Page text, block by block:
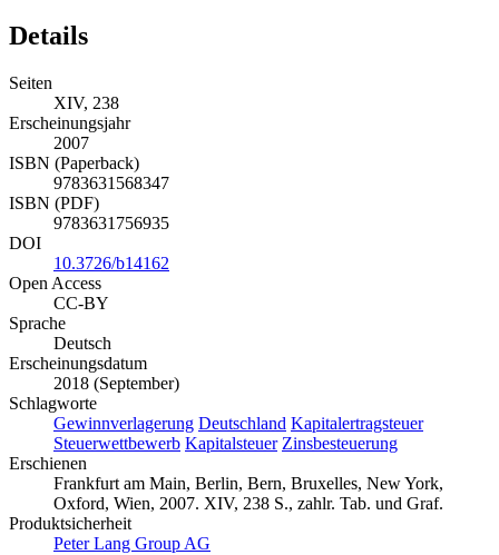
Details
Seiten
XIV, 238
Erscheinungsjahr
2007
ISBN (Paperback)
9783631568347
ISBN (PDF)
9783631756935
DOI
10.3726/b14162
Open Access
CC-BY
Sprache
Deutsch
Erscheinungsdatum
2018 (September)
Schlagworte
Gewinnverlagerung Deutschland Kapitalertragsteuer
Steuerwettbewerb Kapitalsteuer Zinsbesteuerung
Erschienen
Frankfurt am Main, Berlin, Bern, Bruxelles, New York,
Oxford, Wien, 2007. XIV, 238 S., zahlr. Tab. und Graf.
Produktsicherheit
Peter Lang Group AG